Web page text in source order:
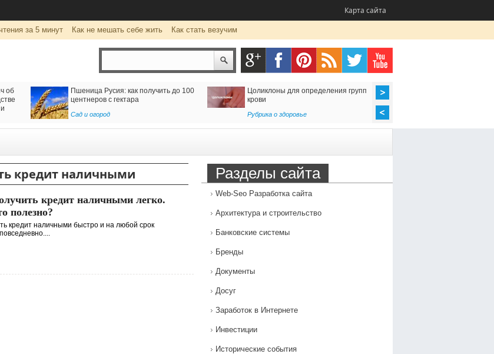
Карта сайта
за 5 минут Как не мешать себе жить Как стать везучим
об
Пшеница Русия: как получить до 100
центнеров с гектара
Сад и огород
Цоликлоны для определения групп
крови
Рубрика о здоровье
кредит наличными
кредит наличными легко.
полезно?
кредит наличными быстро и на любой срок
Разделы сайта
Web-Seo Разработка сайта
Архитектура и строительство
Банковские системы
Бренды
Документы
Досуг
Заработок в Интернете
Инвестиции
Исторические события